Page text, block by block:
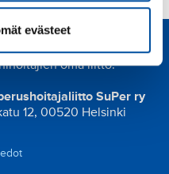
evästeet
oma liitto.
SuPer ry
12, 00520 Helsinki